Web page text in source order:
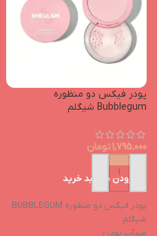
پودر فیکس دو منظوره
Bubblegum شیگلم
1,795,000تومان
افزودن به سبد خرید
پودر فیکس دو منظوره BUBBLEGUM
شیگلم
ضدآب بودن